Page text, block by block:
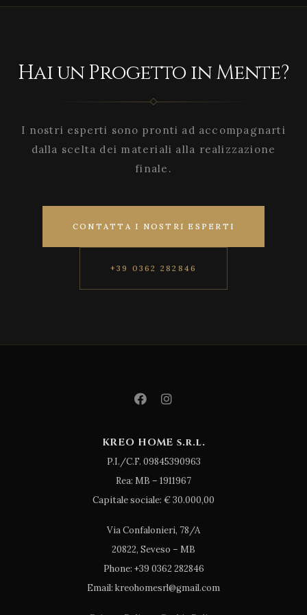
Hai un Progetto in Mente?
I nostri esperti sono pronti ad accompagnarti
dalla scelta dei materiali alla realizzazione
finale.
CONTATTA I NOSTRI ESPERTI
+39 0362 282846
KREO HOME s.r.l.
P.I./C.F. 09845390963
Rea: MB – 1911967
Capitale sociale: € 30.000,00
Via Confalonieri, 78/A
20822, Seveso – MB
Phone: +39 0362 282846
Email: kreohomesrl@gmail.com